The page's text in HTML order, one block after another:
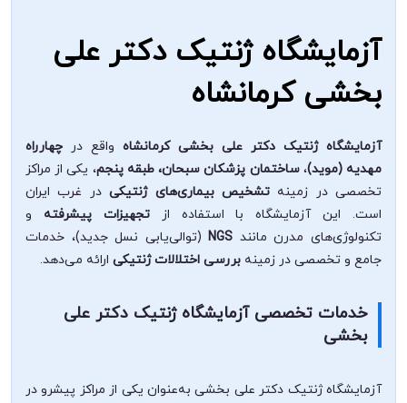
آزمایشگاه ژنتیک دکتر علی
بخشی کرمانشاه
آزمایشگاه ژنتیک دکتر علی بخشی کرمانشاه واقع در چهارراه
مهدیه (موید)،ساختمان پزشکان سبحان، طبقه پنجم، یکی از مراکز
تخصصی در زمینهتشخیص بیماری‌های ژنتیکیدر غرب ایران
است. این آزمایشگاه با استفاده ازتجهیزات پیشرفته و
تکنولوژی‌های مدرن مانند NGS(توالی‌یابی نسل جدید)، خدمات
جامع و تخصصی در زمینه بررسی اختلالات ژنتیکی ارائه می‌دهد.
خدمات تخصصی آزمایشگاه ژنتیک دکتر علی
بخشی
آزمایشگاه ژنتیک دکتر علی بخشی به‌عنوان یکی از مراکز پیشرو در